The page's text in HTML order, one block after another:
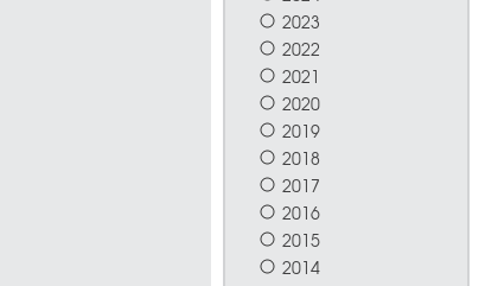
2023
2022
2021
2020
2019
2018
2017
2016
2015
2014